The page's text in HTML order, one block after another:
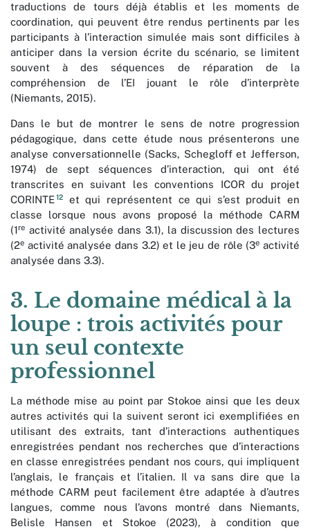
traductions de tours déjà établis et les moments de
coordination, qui peuvent être rendus pertinents par les
participants à l’interaction simulée mais sont difficiles à
anticiper dans la version écrite du scénario, se limitent
souvent à des séquences de réparation de la
compréhension de l’EI jouant le rôle d’interprète
(Niemants, 2015).
Dans le but de montrer le sens de notre progression
pédagogique, dans cette étude nous présenterons une
analyse conversationnelle (Sacks, Schegloff et Jefferson,
1974) de sept séquences d’interaction, qui ont été
transcrites en suivant les conventions ICOR du projet
CORINTE12
et qui représentent ce qui s’est produit en
classe lorsque nous avons proposé la méthode CARM
(1re activité analysée dans 3.1), la discussion des lectures
(2e activité analysée dans 3.2) et le jeu de rôle (3e activité
analysée dans 3.3).
3. Le domaine médical à la
loupe : trois activités pour
un seul contexte
professionnel
La méthode mise au point par Stokoe ainsi que les deux
autres activités qui la suivent seront ici exemplifiées en
utilisant des extraits, tant d’interactions authentiques
enregistrées pendant nos recherches que d’interactions
en classe enregistrées pendant nos cours, qui impliquent
l’anglais, le français et l’italien. Il va sans dire que la
méthode CARM peut facilement être adaptée à d’autres
langues, comme nous l’avons montré dans Niemants,
Belisle Hansen et Stokoe (2023), à condition que